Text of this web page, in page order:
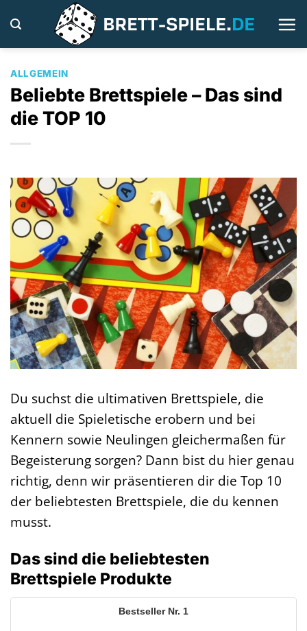
Inhalt
springen
ALLGEMEIN
Beliebte Brettspiele – Das sind
die TOP 10
Du suchst die ultimativen Brettspiele, die
aktuell die Spieletische erobern und bei
Kennern sowie Neulingen gleichermaßen für
Begeisterung sorgen? Dann bist du hier genau
richtig, denn wir präsentieren dir die Top 10
der beliebtesten Brettspiele, die du kennen
musst.
Das sind die beliebtesten
Brettspiele Produkte
1